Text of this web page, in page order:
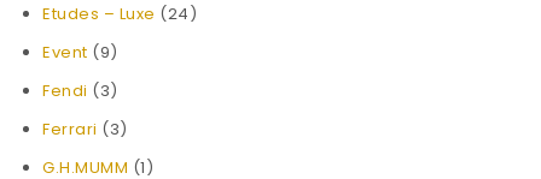
Etudes – Luxe (24)
Event (9)
Fendi (3)
Ferrari (3)
G.H.MUMM (1)